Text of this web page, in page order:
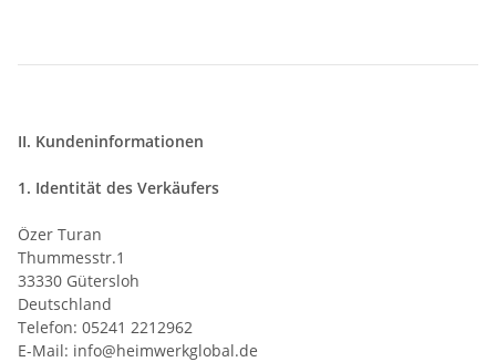
II. Kundeninformationen
1. Identität des Verkäufers
Özer Turan
Thummesstr.1
33330 Gütersloh
Deutschland
Telefon: 05241 2212962
E-Mail: info@heimwerkglobal.de